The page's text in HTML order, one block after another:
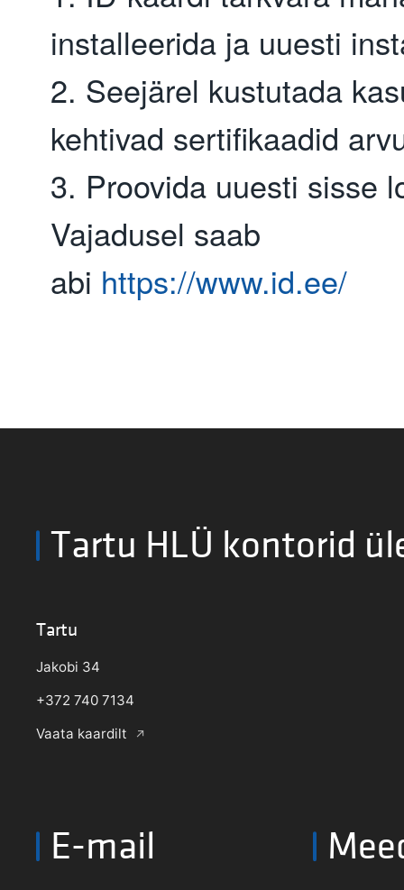
installeerida ja uuesti
2. Seejärel kustutada
kehtivad sertifikaadid
3. Proovida uuesti sisse
Vajadusel saab
abi https://www.id.ee/
Tartu HLÜ kontorid
Tartu
Jakobi 34
+372 740 7134
Vaata kaardilt
E-mail